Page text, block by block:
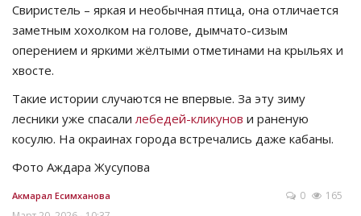
Свиристель – яркая и необычная птица, она отличается
заметным хохолком на голове, дымчато-сизым
оперением и яркими жёлтыми отметинами на крыльях и
хвосте.
Такие истории случаются не впервые. За эту зиму
лесники уже спасали лебедей-кликунов и раненую
косулю. На окраинах города встречались даже кабаны.
Фото Аждара Жусупова
Акмарал Есимханова 0 165